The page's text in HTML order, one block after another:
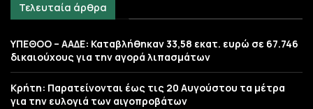
Τελευταία άρθρα
ΥΠΕΘΟΟ – ΑΑΔΕ: Καταβλήθηκαν 33,58 εκατ. ευρώ σε 67.746
δικαιούχους για την αγορά λιπασμάτων
Κρήτη: Παρατείνονται έως τις 20 Αυγούστου τα μέτρα
για την ευλογιά των αιγοπροβάτων